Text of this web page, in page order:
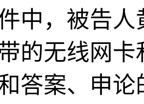
中，被告
的无线网
答案、申